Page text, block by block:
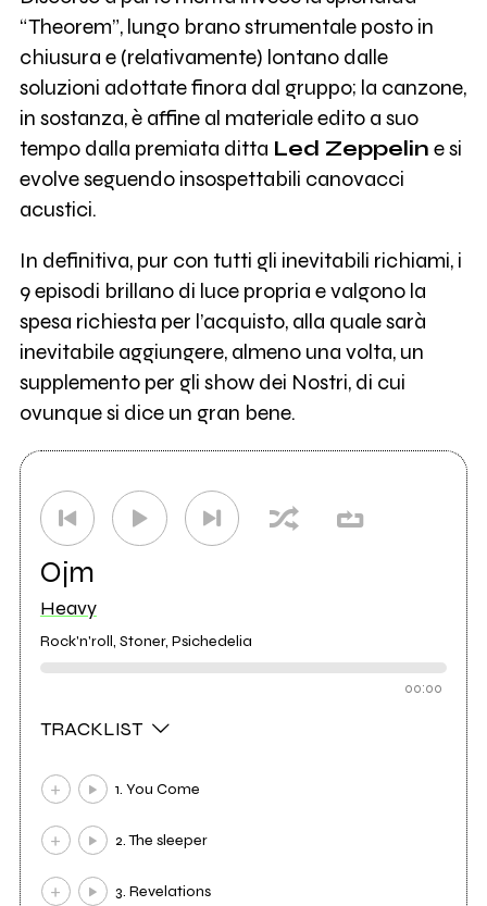
“Theorem”, lungo brano strumentale posto in
chiusura e (relativamente) lontano dalle
soluzioni adottate finora dal gruppo; la canzone,
in sostanza, è affine al materiale edito a suo
tempo dalla premiata ditta Led Zeppelin e si
evolve seguendo insospettabili canovacci
acustici.
In definitiva, pur con tutti gli inevitabili richiami, i
9 episodi brillano di luce propria e valgono la
spesa richiesta per l’acquisto, alla quale sarà
inevitabile aggiungere, almeno una volta, un
supplemento per gli show dei Nostri, di cui
ovunque si dice un gran bene.
Ojm
Heavy
Rock'n'roll, Stoner, Psichedelia
00:00
TRACKLIST
1. You Come
2. The sleeper
3. Revelations